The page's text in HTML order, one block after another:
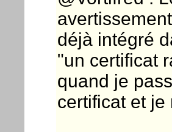
déjà intégré
"un certificat
quand je
certificat et